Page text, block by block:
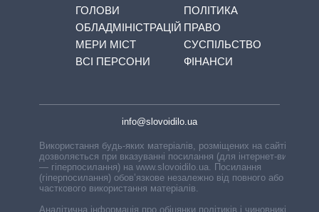
ГОЛОВИ
ОБЛАДМІНІСТРАЦІЙ
МЕРИ МІСТ
ВСІ ПЕРСОНИ
ПОЛІТИКА
ПРАВО
СУСПІЛЬСТВО
ФІНАНСИ
info@slovoidilo.ua
Використання будь-яких матеріалів, розміщених на сайті,
дозволяється при вказуванні посилання (для інтернет-видань
— гіперпосилання) на www.slovoidilo.ua. Посилання
(гіперпосилання) обов’язкове незалежно від повного або
часткового використання матеріалів.
Аналітична інформація про обіцянки політиків і чиновників,